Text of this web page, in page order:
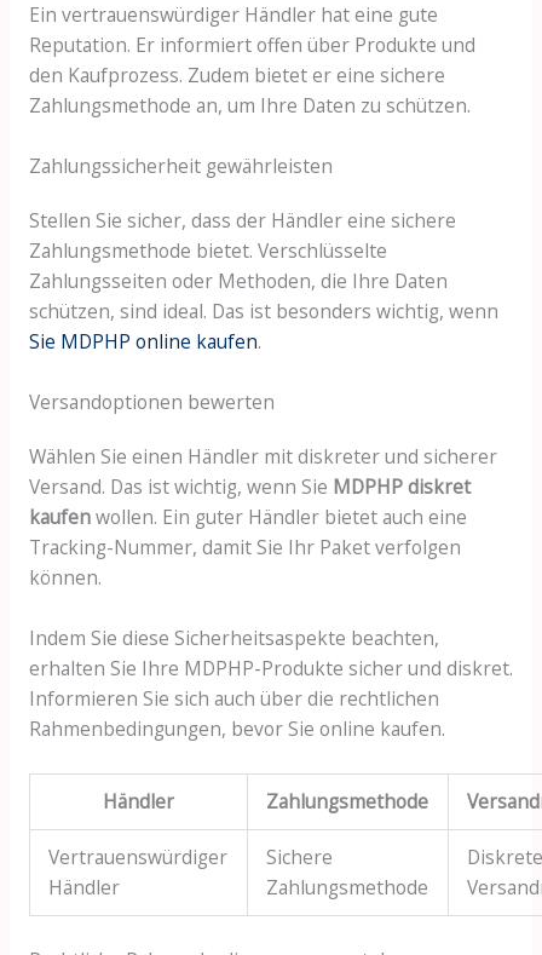
Ein vertrauenswürdiger Händler hat eine gute
Reputation. Er informiert offen über Produkte und
den Kaufprozess. Zudem bietet er eine sichere
Zahlungsmethode an, um Ihre Daten zu schützen.
Zahlungssicherheit gewährleisten
Stellen Sie sicher, dass der Händler eine sichere
Zahlungsmethode bietet. Verschlüsselte
Zahlungsseiten oder Methoden, die Ihre Daten
schützen, sind ideal. Das ist besonders wichtig, wenn
Sie MDPHP online kaufen.
Versandoptionen bewerten
Wählen Sie einen Händler mit diskreter und sicherer
Versand. Das ist wichtig, wenn Sie MDPHP diskret
kaufenwollen. Ein guter Händler bietet auch eine
Tracking-Nummer, damit Sie Ihr Paket verfolgen
können.
Indem Sie diese Sicherheitsaspekte beachten,
erhalten Sie Ihre MDPHP-Produkte sicher und diskret.
Informieren Sie sich auch über die rechtlichen
Rahmenbedingungen, bevor Sie online kaufen.
Händler Zahlungsmethode
Vertrauenswürdiger
Händler
Sichere
Zahlungsmethode